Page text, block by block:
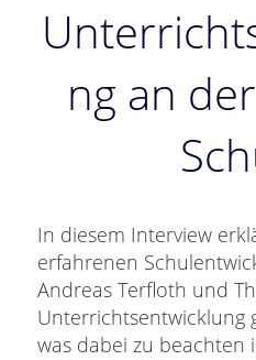
ng an
In diesem Interview
erfahrenen
Andreas Terfloth und
Unterrichtsentwicklung
was dabei zu beachten